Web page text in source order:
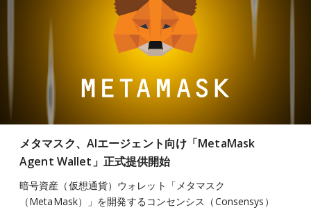
メタマスク、AIエージェント向け「MetaMask
Agent Wallet」正式提供開始
暗号資産（仮想通貨）ウォレット「メタマスク
（MetaMask）」を開発するコンセンシス（Consensys）